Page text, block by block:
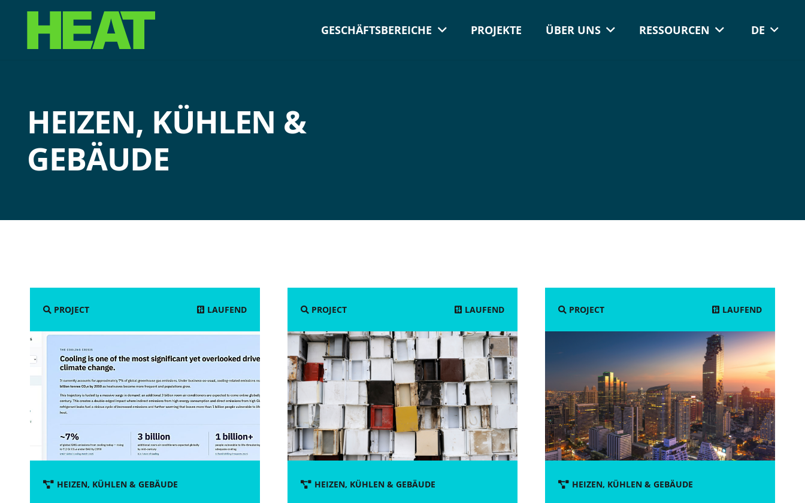
GESCHÄFTSBEREICHE PROJEKTE ÜBER UNS RESSOURCEN DE
HEIZEN, KÜHLEN &
GEBÄUDE
PROJECT LAUFEND
HEIZEN, KÜHLEN & GEBÄUDE
PROJECT LAUFEND
HEIZEN, KÜHLEN & GEBÄUDE
PROJECT LAUFEND
HEIZEN, KÜHLEN & GEBÄUDE